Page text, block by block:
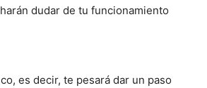
dudar de tu funcionamiento
es decir, te pesará dar un paso